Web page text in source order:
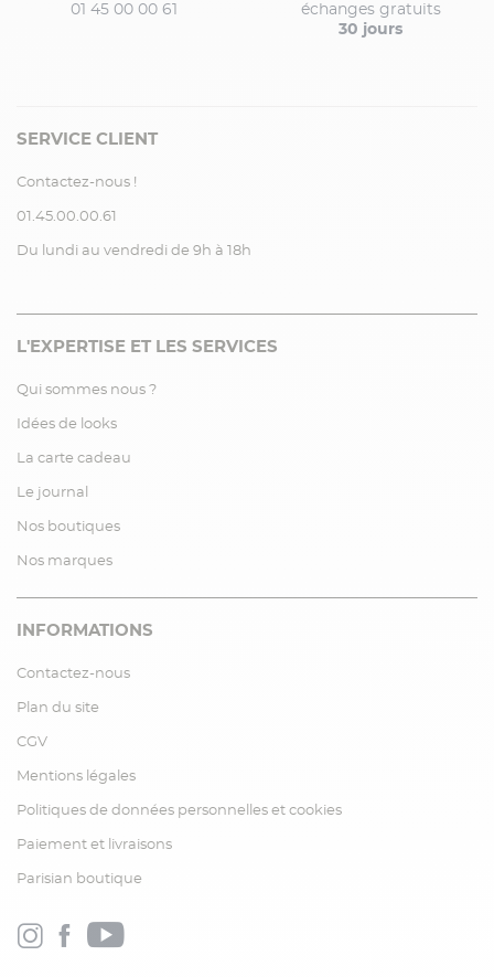
01 45 00 00 61
échanges gratuits
30 jours
SERVICE CLIENT
Contactez-nous !
01.45.00.00.61
Du lundi au vendredi de 9h à 18h
L'EXPERTISE ET LES SERVICES
Qui sommes nous ?
Idées de looks
La carte cadeau
Le journal
Nos boutiques
Nos marques
INFORMATIONS
Contactez-nous
Plan du site
CGV
Mentions légales
Politiques de données personnelles et cookies
Paiement et livraisons
Parisian boutique